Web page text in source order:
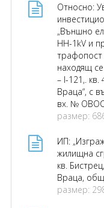
Относно:
„Външно
HH-1kV и
трафопост
находящ
– I-121,.
Враца“, с
вх. №
размер:
ИП:
жилищна
кв.
Враца,
размер: